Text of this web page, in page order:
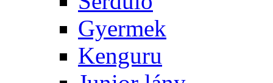
Gyermek
Kenguru